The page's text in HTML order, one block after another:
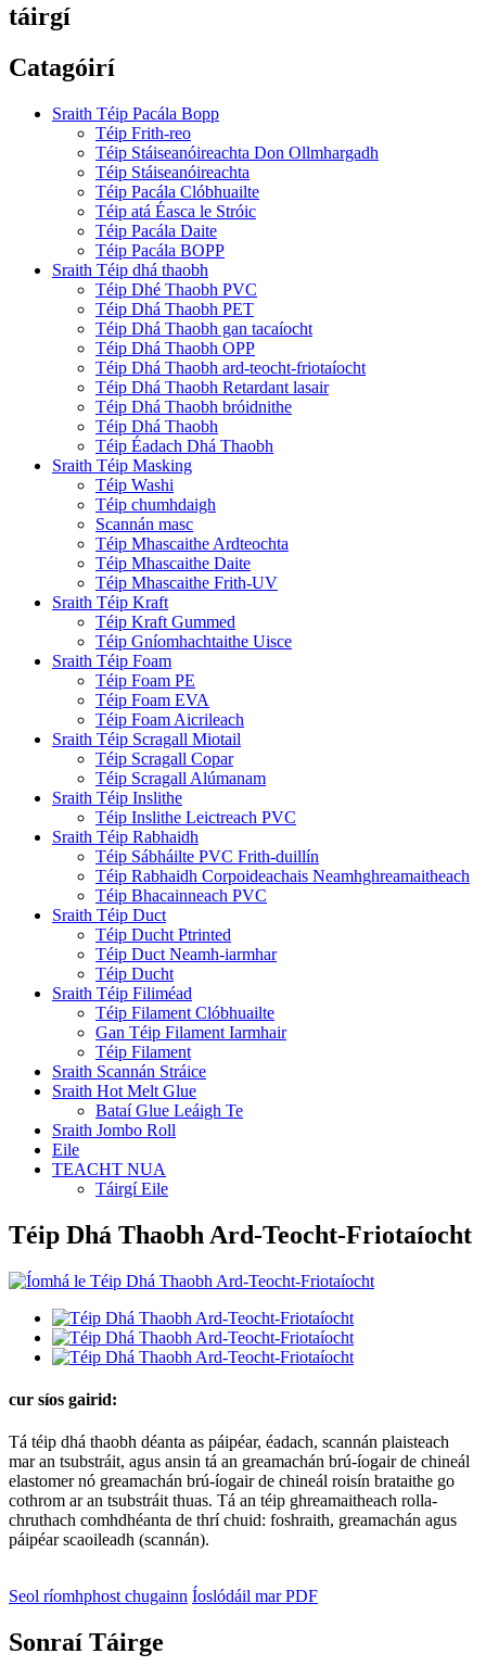
táirgí
Catagóirí
Sraith Téip Pacála Bopp
Téip Frith-reo
Téip Stáiseanóireachta Don Ollmhargadh
Téip Stáiseanóireachta
Téip Pacála Clóbhuailte
Téip atá Éasca le Stróic
Téip Pacála Daite
Téip Pacála BOPP
Sraith Téip dhá thaobh
Téip Dhé Thaobh PVC
Téip Dhá Thaobh PET
Téip Dhá Thaobh gan tacaíocht
Téip Dhá Thaobh OPP
Téip Dhá Thaobh ard-teocht-friotaíocht
Téip Dhá Thaobh Retardant lasair
Téip Dhá Thaobh bróidnithe
Téip Dhá Thaobh
Téip Éadach Dhá Thaobh
Sraith Téip Masking
Téip Washi
Téip chumhdaigh
Scannán masc
Téip Mhascaithe Ardteochta
Téip Mhascaithe Daite
Téip Mhascaithe Frith-UV
Sraith Téip Kraft
Téip Kraft Gummed
Téip Gníomhachtaithe Uisce
Sraith Téip Foam
Téip Foam PE
Téip Foam EVA
Téip Foam Aicrileach
Sraith Téip Scragall Miotail
Téip Scragall Copar
Téip Scragall Alúmanam
Sraith Téip Inslithe
Téip Inslithe Leictreach PVC
Sraith Téip Rabhaidh
Téip Sábháilte PVC Frith-duillín
Téip Rabhaidh Corpoideachais Neamhghreamaitheach
Téip Bhacainneach PVC
Sraith Téip Duct
Téip Ducht Ptrinted
Téip Duct Neamh-iarmhar
Téip Ducht
Sraith Téip Filiméad
Téip Filament Clóbhuailte
Gan Téip Filament Iarmhair
Téip Filament
Sraith Scannán Stráice
Sraith Hot Melt Glue
Bataí Glue Leáigh Te
Sraith Jombo Roll
Eile
TEACHT NUA
Táirgí Eile
Téip Dhá Thaobh Ard-Teocht-Friotaíocht
cur síos gairid:
Tá téip dhá thaobh déanta as páipéar, éadach, scannán plaisteach
mar an tsubstráit, agus ansin tá an greamachán brú-íogair de chineál
elastomer nó greamachán brú-íogair de chineál roisín brataithe go
cothrom ar an tsubstráit thuas. Tá an téip ghreamaitheach rolla-
chruthach comhdhéanta de thrí chuid: foshraith, greamachán agus
páipéar scaoileadh (scannán).
Seol ríomhphost chugainn Íoslódáil mar PDF
Sonraí Táirge